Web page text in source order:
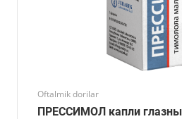
Oftalmik dorilar
ПРЕССИМОЛ капли